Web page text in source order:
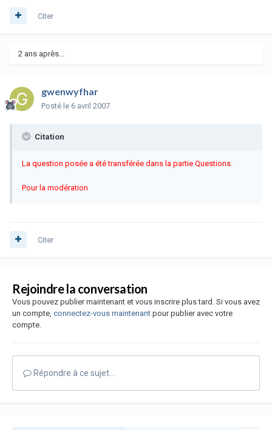
Citer
2 ans après...
gwenwyfhar
Posté le 6 avril 2007
Citation
La question posée a été transférée dans la partie Questions.
Pour la modération
Citer
Rejoindre la conversation
Vous pouvez publier maintenant et vous inscrire plus tard. Si vous avez
un compte, connectez-vous maintenant pour publier avec votre
compte.
Répondre à ce sujet…